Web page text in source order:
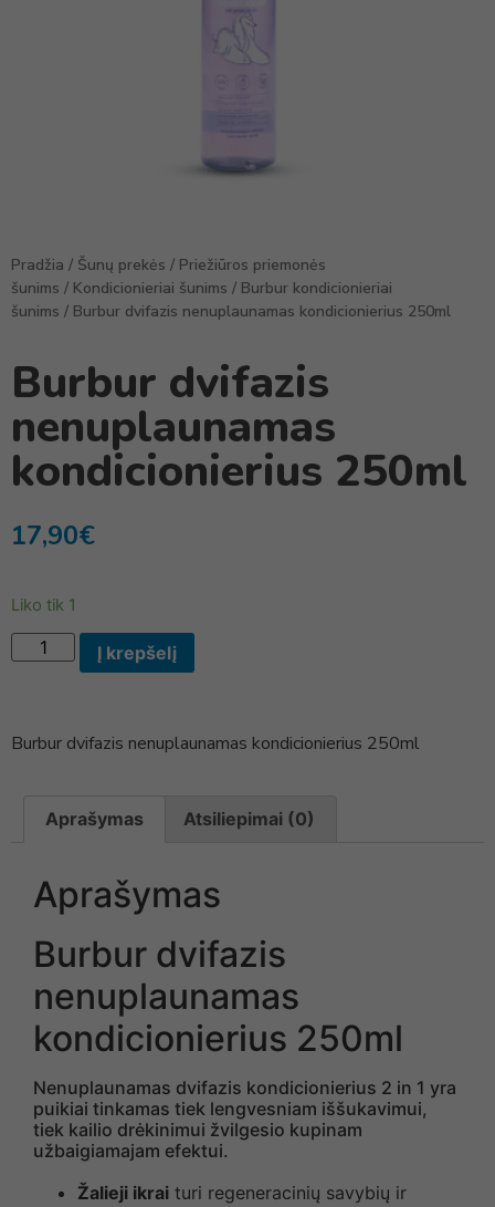
Pradžia / Šunų prekės / Priežiūros priemonės
šunims / Kondicionieriai šunims / Burbur kondicionieriai
šunims / Burbur dvifazis nenuplaunamas kondicionierius 250ml
Burbur dvifazis
nenuplaunamas
kondicionierius 250ml
17,90€
Liko tik 1
Į krepšelį
Burbur dvifazis nenuplaunamas kondicionierius 250ml
Aprašymas Atsiliepimai (0)
Aprašymas
Burbur dvifazis
nenuplaunamas
kondicionierius 250ml
Nenuplaunamas dvifazis kondicionierius 2 in 1 yra
puikiai tinkamas tiek lengvesniam iššukavimui,
tiek kailio drėkinimui žvilgesio kupinam
užbaigiamajam efektui.
Žalieji ikrai turi regeneracinių savybių ir